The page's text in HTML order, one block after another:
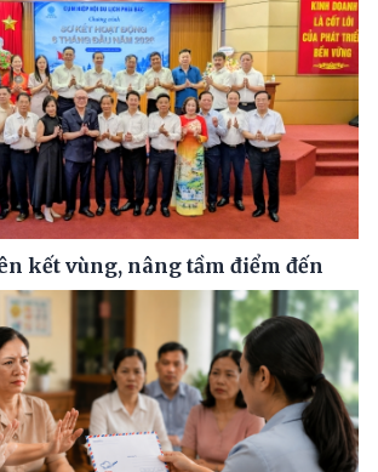
kết vùng, nâng tầm điểm đến